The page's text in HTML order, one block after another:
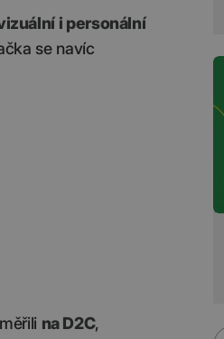
i personální
se navíc
na D2C,